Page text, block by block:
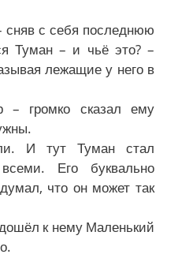
с себя последнюю
Туман – и чьё это? –
лежащие у него в
громко сказал ему
И тут Туман стал
Его буквально
что он может так
к нему Маленький